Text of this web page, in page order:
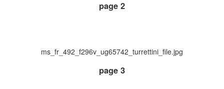
page 2
ms_fr_492_f296v_ug65742_turrettini_file.jpg
page 3